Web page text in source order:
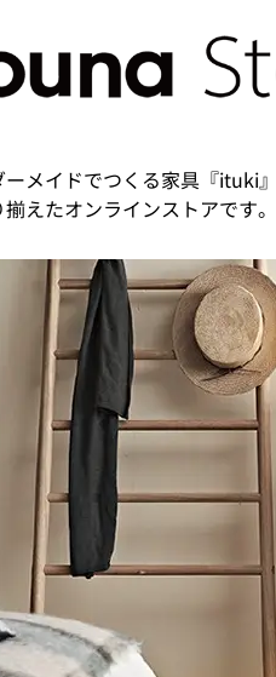
メイドでつくる家具『ituki
えたオンラインストアです。